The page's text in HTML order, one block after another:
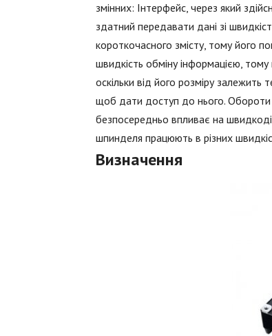
змінних: Інтерфейс, через який
здатний передавати дані зі
короткочасного змісту, тому його
швидкість обміну інформацією,
оскільки від його розміру
щоб дати доступ до нього. Обороти
безпосередньо впливає на
шпинделя працюють в різних
Визначення